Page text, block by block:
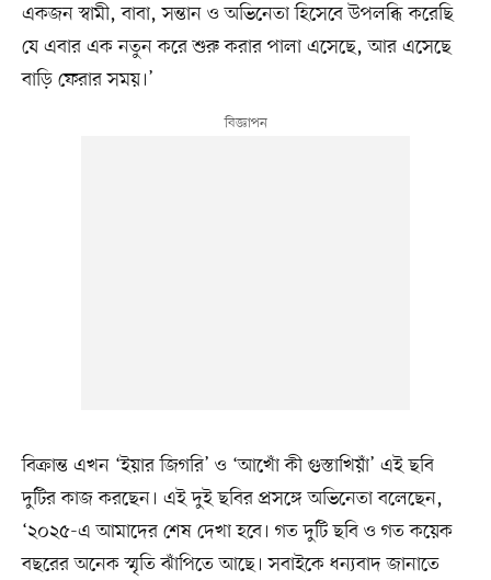
একজন স্বামী, বাবা, সন্তান ও অভিনেতা হিসেবে উপলব্ধি করেছি
যে এবার এক নতুন করে শুরু করার পালা এসেছে, আর এসেছে
বাড়ি ফেরার সময়।’
বিক্রান্ত এখন ‘ইয়ার জিগরি’ ও ‘আখোঁ কী গুস্তাখিয়াঁ’ এই ছবি
দুটির কাজ করছেন। এই দুই ছবির প্রসঙ্গে অভিনেতা বলেছেন,
‘২০২৫-এ আমাদের শেষ দেখা হবে। গত দুটি ছবি ও গত কয়েক
বছরের অনেক স্মৃতি ঝাঁপিতে আছে। সবাইকে ধন্যবাদ জানাতে